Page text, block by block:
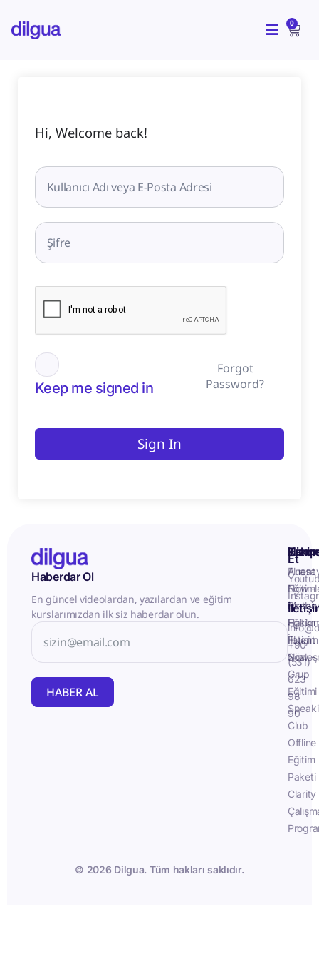
atla
0
Hi, Welcome back!
Keep me signed in
Forgot
Password?
Sign In
Haberdar Ol
En güncel videolardan, yazılardan ve eğitim
kurslarımızdan ilk siz haberdar olun.
HABER AL
İletişim
Fluent
Now -
Birebir
Eğitim
Fluent
Now -
Grup
Eğitimi
Club
Offline
Eğitim
Paketi
Clarity
Takip
Et
+90
(531)
623
98
90
© 2026 Dilgua. Tüm hakları saklıdır.